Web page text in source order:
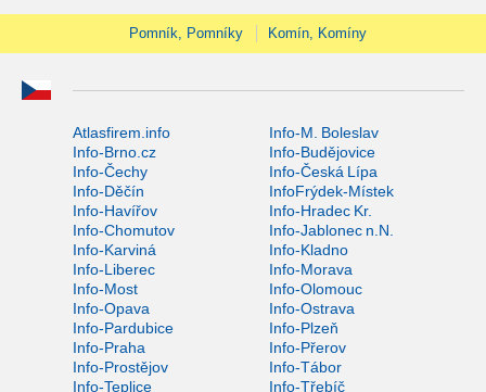
Pomník, Pomníky Komín, Komíny
Atlasfirem.info
Info-M. Boleslav
Info-Brno.cz
Info-Budějovice
Info-Čechy
Info-Česká Lípa
Info-Děčín
InfoFrýdek-Místek
Info-Havířov
Info-Hradec Kr.
Info-Chomutov
Info-Jablonec n.N.
Info-Karviná
Info-Kladno
Info-Liberec
Info-Morava
Info-Most
Info-Olomouc
Info-Opava
Info-Ostrava
Info-Pardubice
Info-Plzeň
Info-Praha
Info-Přerov
Info-Prostějov
Info-Tábor
Info-Teplice
Info-Třebíč